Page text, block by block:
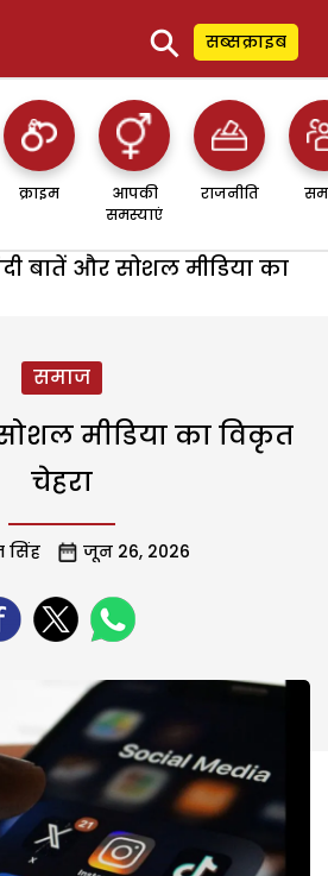
⚲ सब्सक्राइब
क्राइम
आपकी
समस्याएं
राजनीति
बातें और सोशल मीडिया का
समाज
मीडिया का विकृत
चेहरा
सिंह जून 26, 2026